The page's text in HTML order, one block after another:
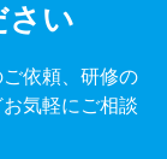
さい
依頼、研修の
気軽にご相談